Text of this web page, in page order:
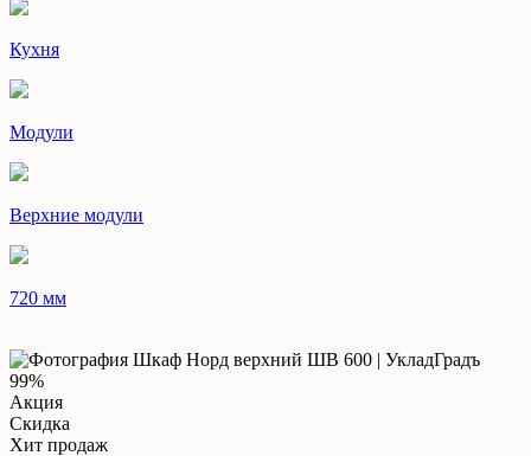
Кухня
Модули
Верхние модули
720 мм
99%
Акция
Скидка
Хит продаж